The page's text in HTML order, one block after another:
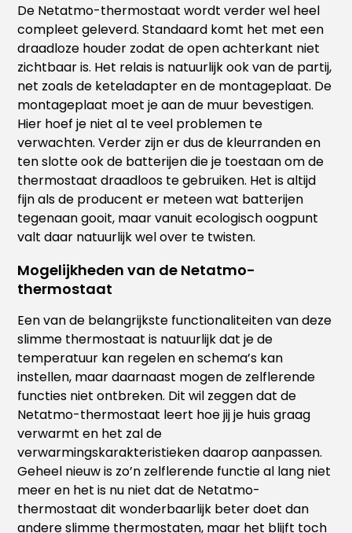
De Netatmo-thermostaat wordt verder wel heel
compleet geleverd. Standaard komt het met een
draadloze houder zodat de open achterkant niet
zichtbaar is. Het relais is natuurlijk ook van de partij,
net zoals de keteladapter en de montageplaat. De
montageplaat moet je aan de muur bevestigen.
Hier hoef je niet al te veel problemen te
verwachten. Verder zijn er dus de kleurranden en
ten slotte ook de batterijen die je toestaan om de
thermostaat draadloos te gebruiken. Het is altijd
fijn als de producent er meteen wat batterijen
tegenaan gooit, maar vanuit ecologisch oogpunt
valt daar natuurlijk wel over te twisten.
Mogelijkheden van de Netatmo-
thermostaat
Een van de belangrijkste functionaliteiten van deze
slimme thermostaat is natuurlijk dat je de
temperatuur kan regelen en schema’s kan
instellen, maar daarnaast mogen de zelflerende
functies niet ontbreken. Dit wil zeggen dat de
Netatmo-thermostaat leert hoe jij je huis graag
verwarmt en het zal de
verwarmingskarakteristieken daarop aanpassen.
Geheel nieuw is zo’n zelflerende functie al lang niet
meer en het is nu niet dat de Netatmo-
thermostaat dit wonderbaarlijk beter doet dan
andere slimme thermostaten, maar het blijft toch